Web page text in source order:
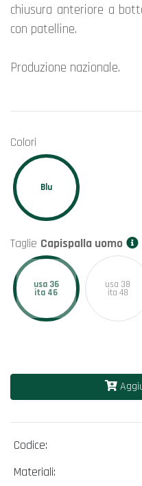
chiusura anteriore a
con patelline.
Produzione nazionale.
Colori
Blu
Taglie Capispalla uomo
usa 36
ita 46
usa 38
ita 48
Codice:
Materiali: